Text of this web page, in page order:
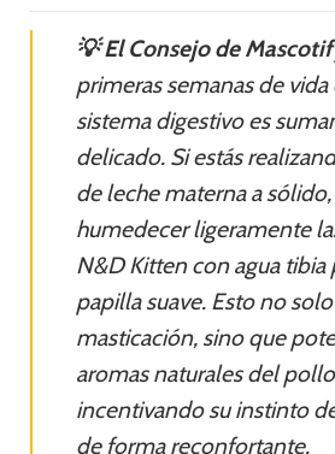
💡 El Consejo de
primeras semanas de
sistema digestivo es
delicado. Si estás
de leche materna a
humedecer ligeramente
N&D Kitten con agua tibia
papilla suave. Esto no
masticación, sino que
aromas naturales del
incentivando su instinto
de forma reconfortante.